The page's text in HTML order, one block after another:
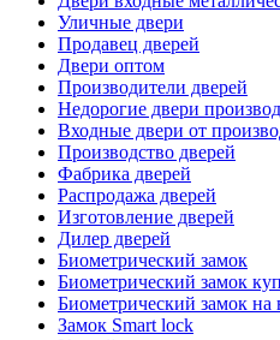
Уличные двери
Продавец дверей
Двери оптом
Производители дверей
Недорогие двери
Входные двери от
Производство дверей
Фабрика дверей
Распродажа дверей
Изготовление дверей
Дилер дверей
Биометрический замок
Биометрический замок
Биометрический замок на
Замок Smart lock